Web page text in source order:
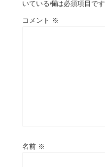
いている欄は必須項目です
コメント ※
名前 ※